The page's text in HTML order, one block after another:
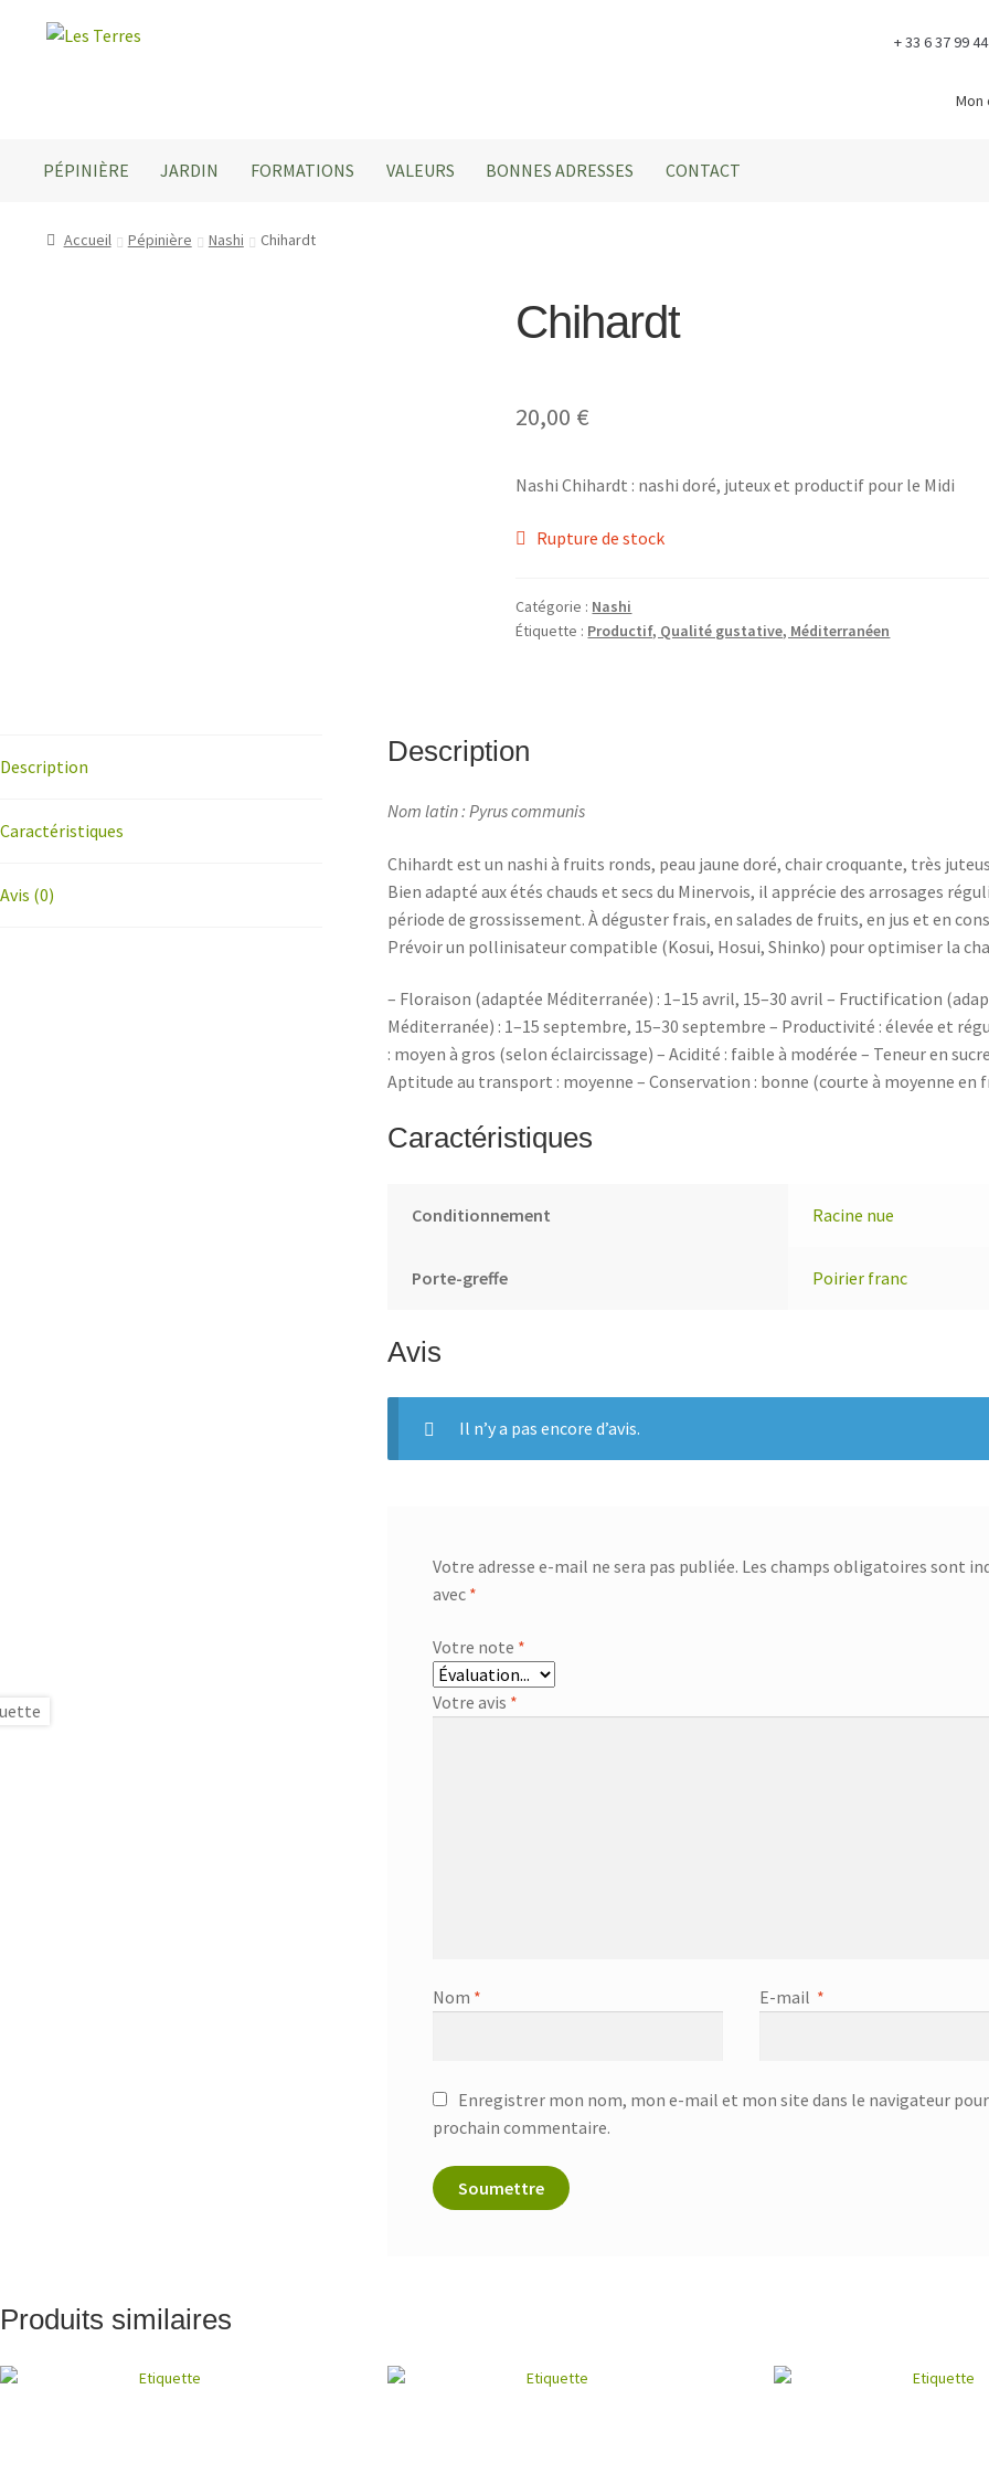
Aller
Aller
+ 33 6 37 99
Mon
PÉPINIÈRE JARDIN FORMATIONS VALEURS BONNES ADRESSES CONTACT
Accueil Pépinière Nashi Chihardt
Chihardt
20,00 €
Nashi Chihardt : nashi doré, juteux et productif pour le Midi
Rupture de stock
Catégorie : Nashi
Étiquette : Productif, Qualité gustative, Méditerranéen
Description
Caractéristiques
Avis (0)
Description
Nom latin : Pyrus communis
Chihardt est un nashi à fruits ronds, peau jaune doré, chair croquante, très
Bien adapté aux étés chauds et secs du Minervois, il apprécie des arrosages
période de grossissement. À déguster frais, en salades de fruits, en jus et en
Prévoir un pollinisateur compatible (Kosui, Hosui, Shinko) pour optimiser la
– Floraison (adaptée Méditerranée) : 1–15 avril, 15–30 avril – Fructification
Méditerranée) : 1–15 septembre, 15–30 septembre – Productivité : élevée et
: moyen à gros (selon éclaircissage) – Acidité : faible à modérée – Teneur en
Aptitude au transport : moyenne – Conservation : bonne (courte à moyenne en
Caractéristiques
Conditionnement Racine nue
Porte-greffe Poirier franc
Avis
Il n’y a pas encore d’avis.
Votre adresse e-mail ne sera pas publiée. Les champs obligatoires sont
avec *
Votre note *
Votre avis *
Nom * E-mail *
Enregistrer mon nom, mon e-mail et mon site dans le navigateur
prochain commentaire.
Produits similaires